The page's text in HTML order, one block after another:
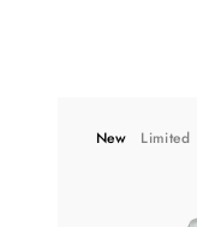
New Limited